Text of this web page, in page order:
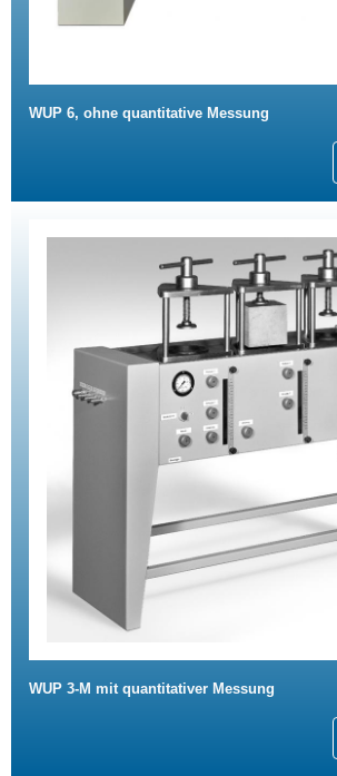
WUP 6, ohne quantitative Messung
WUP 3-M mit quantitativer Messung